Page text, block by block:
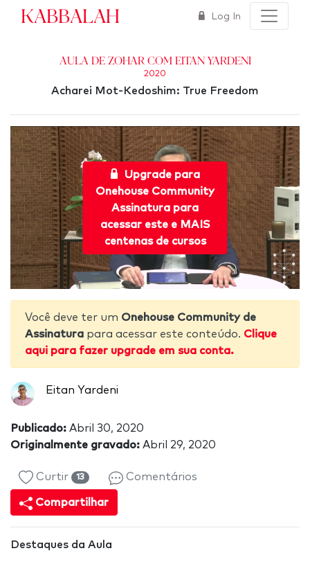
Kabbalah Log In
Aula de Zohar com Eitan Yardeni
2020
Acharei Mot-Kedoshim: True Freedom
Upgrade para
Onehouse Community
Assinatura para
acessar este e MAIS
centenas de cursos
Você deve ter um Onehouse Community de
Assinatura para acessar este conteúdo. Clique
aqui para fazer upgrade em sua conta.
Eitan Yardeni
Publicado: Abril 30, 2020
Originalmente gravado: Abril 29, 2020
Curtir 13 Comentários
Compartilhar
Destaques da Aula